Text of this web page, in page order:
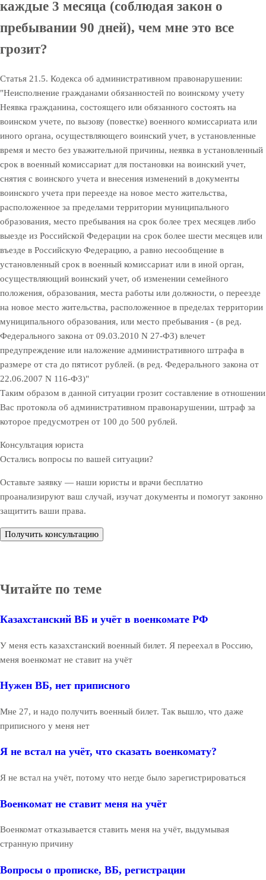
каждые 3 месяца (соблюдая закон о
пребывании 90 дней), чем мне это все
грозит?
Статья 21.5. Кодекса об административном правонарушении:
"Неисполнение гражданами обязанностей по воинскому учету
Неявка гражданина, состоящего или обязанного состоять на
воинском учете, по вызову (повестке) военного комиссариата или
иного органа, осуществляющего воинский учет, в установленные
время и место без уважительной причины, неявка в установленный
срок в военный комиссариат для постановки на воинский учет,
снятия с воинского учета и внесения изменений в документы
воинского учета при переезде на новое место жительства,
расположенное за пределами территории муниципального
образования, место пребывания на срок более трех месяцев либо
выезде из Российской Федерации на срок более шести месяцев или
въезде в Российскую Федерацию, а равно несообщение в
установленный срок в военный комиссариат или в иной орган,
осуществляющий воинский учет, об изменении семейного
положения, образования, места работы или должности, о переезде
на новое место жительства, расположенное в пределах территории
муниципального образования, или место пребывания - (в ред.
Федерального закона от 09.03.2010 N 27-ФЗ) влечет
предупреждение или наложение административного штрафа в
размере от ста до пятисот рублей. (в ред. Федерального закона от
22.06.2007 N 116-ФЗ)"
Таким образом в данной ситуации грозит составление в отношении
Вас протокола об административном правонарушении, штраф за
которое предусмотрен от 100 до 500 рублей.
Консультация юриста
Остались вопросы по вашей ситуации?
Оставьте заявку — наши юристы и врачи бесплатно
проанализируют ваш случай, изучат документы и помогут законно
защитить ваши права.
Получить консультацию
Читайте по теме
Казахстанский ВБ и учёт в военкомате РФ
У меня есть казахстанский военный билет. Я переехал в Россию,
меня военкомат не ставит на учёт
Нужен ВБ, нет приписного
Мне 27, и надо получить военный билет. Так вышло, что даже
приписного у меня нет
Я не встал на учёт, что сказать военкомату?
Я не встал на учёт, потому что негде было зарегистрироваться
Военкомат не ставит меня на учёт
Военкомат отказывается ставить меня на учёт, выдумывая
странную причину
Вопросы о прописке, ВБ, регистрации